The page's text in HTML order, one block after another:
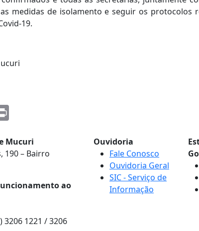
medidas de isolamento e seguir os protocolos
19.
Mucuri
190 – Bairro
ao
3206 1221 / 3206
Ouvidoria
Fale Conosco
Ouvidoria Geral
SIC - Serviço de
Informação